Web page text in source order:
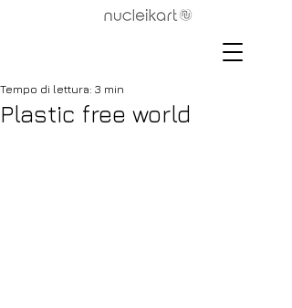
Plastic free world
Tempo di lettura: 3 min